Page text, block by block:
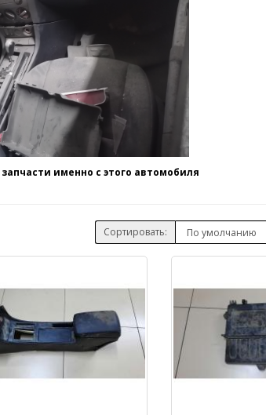
именно с этого автомобиля
Сортировать: